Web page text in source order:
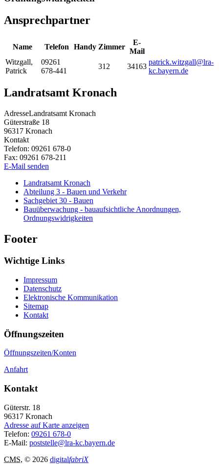
Ansprechpartner
Name Telefon Handy Zimmer
E-
Mail
Witzgall,
Patrick
09261
678-441
312 34163
patrick.witzgall@lra-
kc.bayern.de
Landratsamt Kronach
AdresseLandratsamt Kronach
Güterstraße 18
96317 Kronach
Kontakt
Telefon: 09261 678-0
Fax: 09261 678-211
E-Mail senden
Landratsamt Kronach
Abteilung 3 - Bauen und Verkehr
Sachgebiet 30 - Bauen
Bauüberwachung - bauaufsichtliche Anordnungen,
Ordnungswidrigkeiten
Footer
Wichtige Links
Impressum
Datenschutz
Elektronische Kommunikation
Sitemap
Kontakt
Öffnungszeiten
Öffnungszeiten/Konten
Anfahrt
Kontakt
Güterstr. 18
96317 Kronach
Adresse auf Karte anzeigen
Telefon: 09261 678-0
E-Mail: poststelle@lra-kc.bayern.de
CMS, © 2026 digitalfabriX